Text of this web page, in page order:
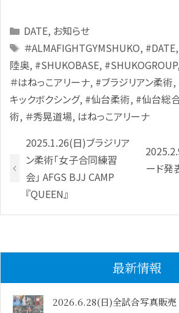
Categories
DATE, お知らせ
Tags
＃ALMAFIGHTGYMSHUKO, #DATE,
陸奥, #SHUKOBASE, #SHUKOGROUP,
＃はねっこアリーナ, #ブラジリアン柔術,
キックボクシング, #仙台柔術, #仙台総
術, ＃秀晃道場, はねっこアリーナ
2025.1.26(日)ブラジリア
ン柔術「女子合同練習
会」 AFGS BJJ CAMP
『QUEEN』
ード発
最新情報
2026.6.28(日)全試合写真販売